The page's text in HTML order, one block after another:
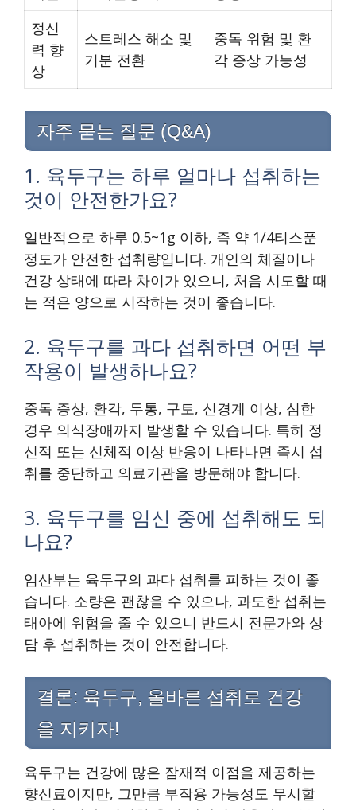
정신
력 향
상
스트레스 해소 및
기분 전환
중독 위험 및 환
각 증상 가능성
자주 묻는 질문 (Q&A)
1. 육두구는 하루 얼마나 섭취하는
것이 안전한가요?
일반적으로 하루 0.5~1g 이하, 즉 약 1/4티스푼
정도가 안전한 섭취량입니다. 개인의 체질이나
건강 상태에 따라 차이가 있으니, 처음 시도할 때
는 적은 양으로 시작하는 것이 좋습니다.
2. 육두구를 과다 섭취하면 어떤 부
작용이 발생하나요?
중독 증상, 환각, 두통, 구토, 신경계 이상, 심한
경우 의식장애까지 발생할 수 있습니다. 특히 정
신적 또는 신체적 이상 반응이 나타나면 즉시 섭
취를 중단하고 의료기관을 방문해야 합니다.
3. 육두구를 임신 중에 섭취해도 되
나요?
임산부는 육두구의 과다 섭취를 피하는 것이 좋
습니다. 소량은 괜찮을 수 있으나, 과도한 섭취는
태아에 위험을 줄 수 있으니 반드시 전문가와 상
담 후 섭취하는 것이 안전합니다.
결론: 육두구, 올바른 섭취로 건강
을 지키자!
육두구는 건강에 많은 잠재적 이점을 제공하는
향신료이지만, 그만큼 부작용 가능성도 무시할